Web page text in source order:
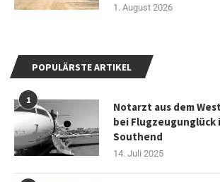
1. August 2026
POPULÄRSTE ARTIKEL
1
Notarzt aus dem
bei Flugzeugunglück
Southend
14. Juli 2025